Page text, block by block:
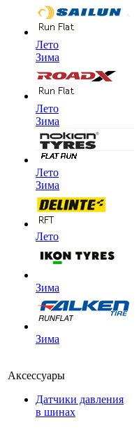
Лето
Зима
Лето
Зима
Лето
Зима
Лето
Зима
Зима
Аксессуары
Датчики давления
в шинах